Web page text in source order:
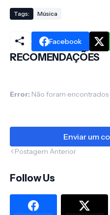
Tags: Música
Facebook
RECOMENDAÇÕES
Error: Não foram
Enviar um
Postagem Anterior
Follow Us